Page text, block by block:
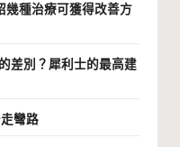
幾種治療可獲得改善方
差別？犀利士的最高建
彎路